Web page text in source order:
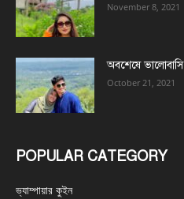
November 8, 2021
অবশেষে ভালোবাসি
October 21, 2021
POPULAR CATEGORY
ভ্যাম্পায়ার কুইন